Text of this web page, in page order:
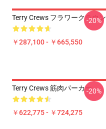
Terry Crews フラワークラウン
￥287,100 - ￥665,550
-20%
Terry Crews 筋肉パーカー
￥622,775 - ￥724,275
-20%